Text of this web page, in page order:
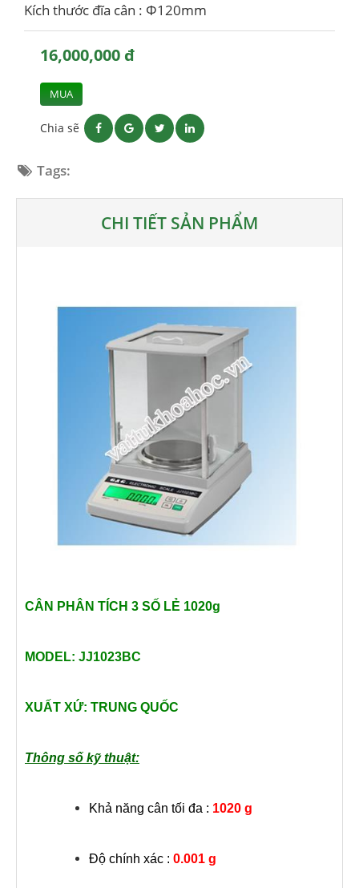
Kích thước đĩa cân : Φ120mm
16,000,000 đ
MUA
Chia sẽ
Tags:
CHI TIẾT SẢN PHẨM
CÂN PHÂN TÍCH 3 SỐ LẺ 1020g
MODEL: JJ1023BC
XUẤT XỨ: TRUNG QUỐC
Thông số kỹ thuật:
Khả năng cân tối đa : 1020 g
Độ chính xác : 0.001 g